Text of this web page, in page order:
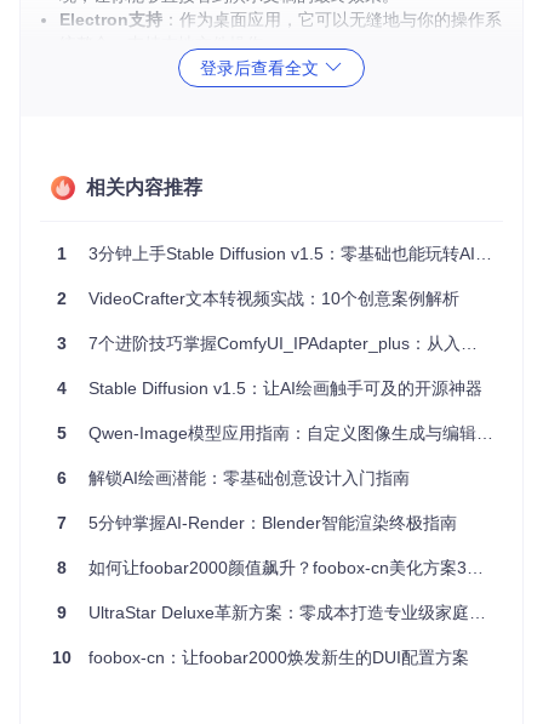
Electron支持 ：作为桌面应用，它可以无缝地与你的操作系
：内置的高级文本编辑器让文字排版变得简
开发和部署。
的演示视频，或者直接按照指南安装并试用。此外，项目还设
的力量传递信息，打动每一个观众！
登录后查看全文
相关内容推荐
1 3分钟上手Stable Diffusion v1.5：零基础也能玩转AI绘画
2 VideoCrafter文本转视频实战：10个创意案例解析
3 7个进阶技巧掌握ComfyUI_IPAdapter_plus：从入门到创作
4 Stable Diffusion v1.5：让AI绘画触手可及的开源神器
5 Qwen-Image模型应用指南：自定义图像生成与编辑技术解析
6 解锁AI绘画潜能：零基础创意设计入门指南
7 5分钟掌握AI-Render：Blender智能渲染终极指南
8 如何让foobar2000颜值飙升？foobox-cn美化方案3大核心功能实测
9 UltraStar Deluxe革新方案：零成本打造专业级家庭KTV系统
10 foobox-cn：让foobar2000焕发新生的DUI配置方案